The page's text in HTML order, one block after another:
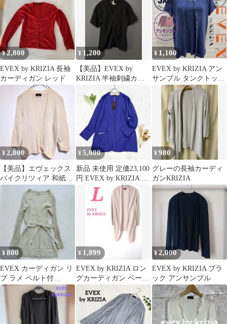
¥2,800
EVEX by KRIZIA 長袖
カーディガン レッド
¥ 1,200
【美品】EVEX by
KRIZIA 半袖刺繍カー
ディガン タオル生地 ★
¥ 1,100
EVEX by KRIZIA アン
サンブル タンクトップ
カーディガン ネイビー
¥2,000
【美品】エヴェックス
バイクリツィア 和紙混
ニットカーディガン 日
本製 L相当
¥5,000
新品 未使用 定価23,100
円 EVEX by KRIZIA エ
ヴェックス バイ クリツ
ィア 長袖 カーディガン
前開き 羽織り ウール混
レディース 44 大きいサ
イズ タグ付き
¥980
グレーの長袖カーディ
ガンKRIZIA
¥800
EVEX カーディガン リ
ブ ラメ ベルト付
40（F471）
¥ 1,899
EVEX by KRIZIA ロン
グカーディガン ベージ
ュ L シンプル
¥2,000
EVEX by KRIZIA ブラ
ック アンサンブル